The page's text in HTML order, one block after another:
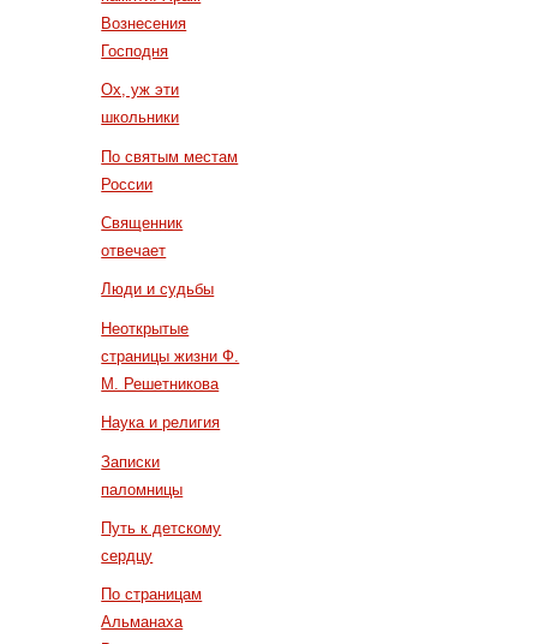
Вознесения
Господня
Ох, уж эти
школьники
По святым местам
России
Священник
отвечает
Люди и судьбы
Неоткрытые
страницы жизни Ф.
М. Решетникова
Наука и религия
Записки
паломницы
Путь к детскому
сердцу
По страницам
Альманаха